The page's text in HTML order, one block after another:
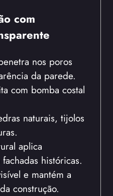
com
nos poros
da parede.
com bomba costal
naturais, tijolos
aplica
históricas.
e mantém a
construção.